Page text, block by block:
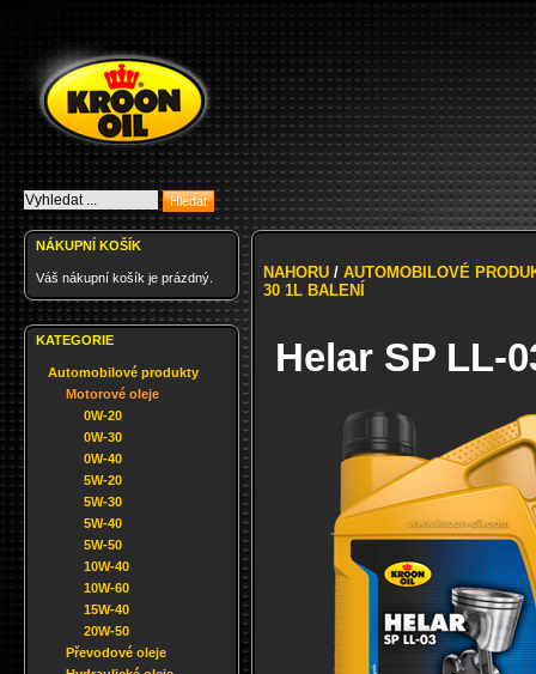
NÁKUPNÍ KOŠÍK
Váš nákupní košík je prázdný.
KATEGORIE
Automobilové produkty
Motorové oleje
0W-20
0W-30
0W-40
5W-20
5W-30
5W-40
5W-50
10W-40
10W-60
15W-40
20W-50
Převodové oleje
NAHORU / AUTOMOBILOVÉ
30 1L BALENÍ
Helar SP LL-